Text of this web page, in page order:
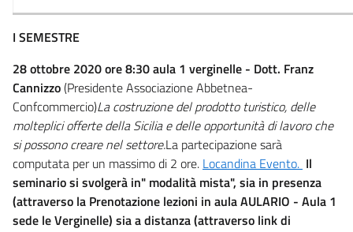
I SEMESTRE
28 ottobre 2020 ore 8:30 aula 1 verginelle - Dott. Franz
Cannizzo(Presidente Associazione Abbetnea-
Confcommercio)La costruzione del prodotto turistico, delle
molteplici offerte della Sicilia e delle opportunità di lavoro che
si possono creare nel settore.La partecipazione sarà
computata per un massimo di 2 ore. Locandina Evento. Il
seminario si svolgerà in" modalità mista", sia in presenza
(attraverso la Prenotazione lezioni in aula AULARIO - Aula 1
sede le Verginelle) sia a distanza (attraverso link di